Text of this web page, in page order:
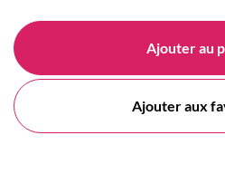
Ajouter au
Ajouter aux